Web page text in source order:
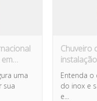
em
uma
sua
Chuveiro
Entenda o
do inox e
e...